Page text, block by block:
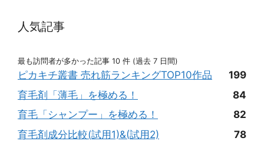
人気記事
最も訪問者が多かった記事 10 件 (過去 7 日間)
ピカキチ叢書 売れ筋ランキングTOP10作品
199
育毛剤「薄毛」を極める！
84
育毛「シャンプー」を極める！
82
育毛剤成分比較(試用1)&(試用2)
78